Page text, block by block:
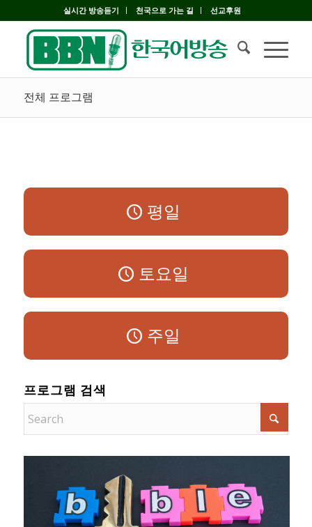
실시간 방송듣기 천국으로 가는 길 선교후원
전체 프로그램
평일
토요일
주일
프로그램 검색